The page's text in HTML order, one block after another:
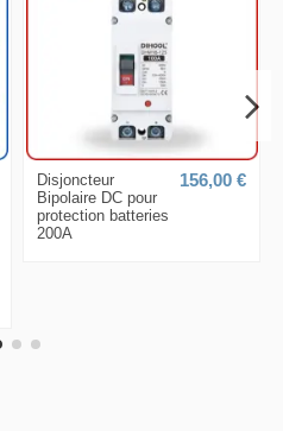
Disjoncteur
Bipolaire DC pour
protection batteries
200A
156,00 €